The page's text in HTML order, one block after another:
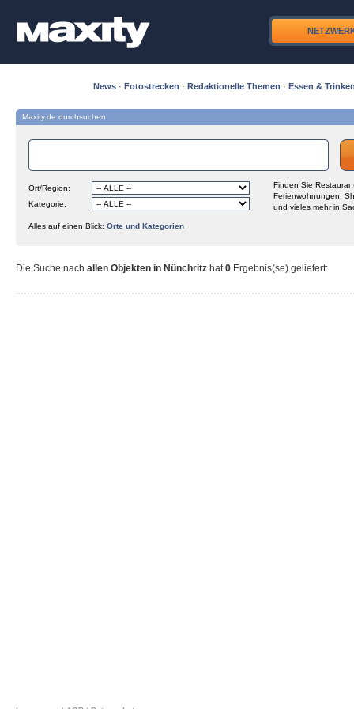
News · Fotostrecken · Redaktionelle Themen · Essen &
Maxity.de durchsuchen
Ort/Region:
Kategorie:
Finden Sie
Ferienwohnungen,
und vieles mehr in
Alles auf einen Blick: Orte und Kategorien
Die Suche nach allen Objekten in Nünchritz hat0 Ergebnis(se) geliefert: